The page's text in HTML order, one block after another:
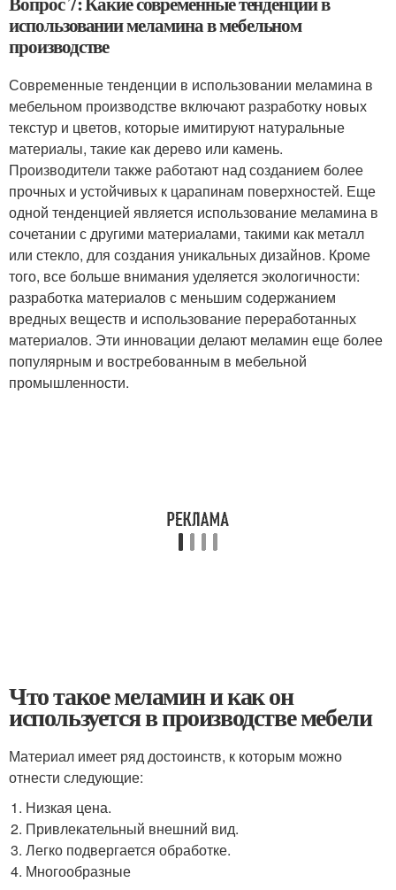
использовании меламина в мебельном
производстве
Современные тенденции в использовании меламина в
мебельном производстве включают разработку новых
текстур и цветов, которые имитируют натуральные
материалы, такие как дерево или камень.
Производители также работают над созданием более
прочных и устойчивых к царапинам поверхностей. Еще
одной тенденцией является использование меламина в
сочетании с другими материалами, такими как металл
или стекло, для создания уникальных дизайнов. Кроме
того, все больше внимания уделяется экологичности:
разработка материалов с меньшим содержанием
вредных веществ и использование переработанных
материалов. Эти инновации делают меламин еще более
популярным и востребованным в мебельной
промышленности.
Что такое меламин и как он
используется в производстве мебели
Материал имеет ряд достоинств, к которым можно
отнести следующие:
Низкая цена.
Привлекательный внешний вид.
Легко подвергается обработке.
Многообразные